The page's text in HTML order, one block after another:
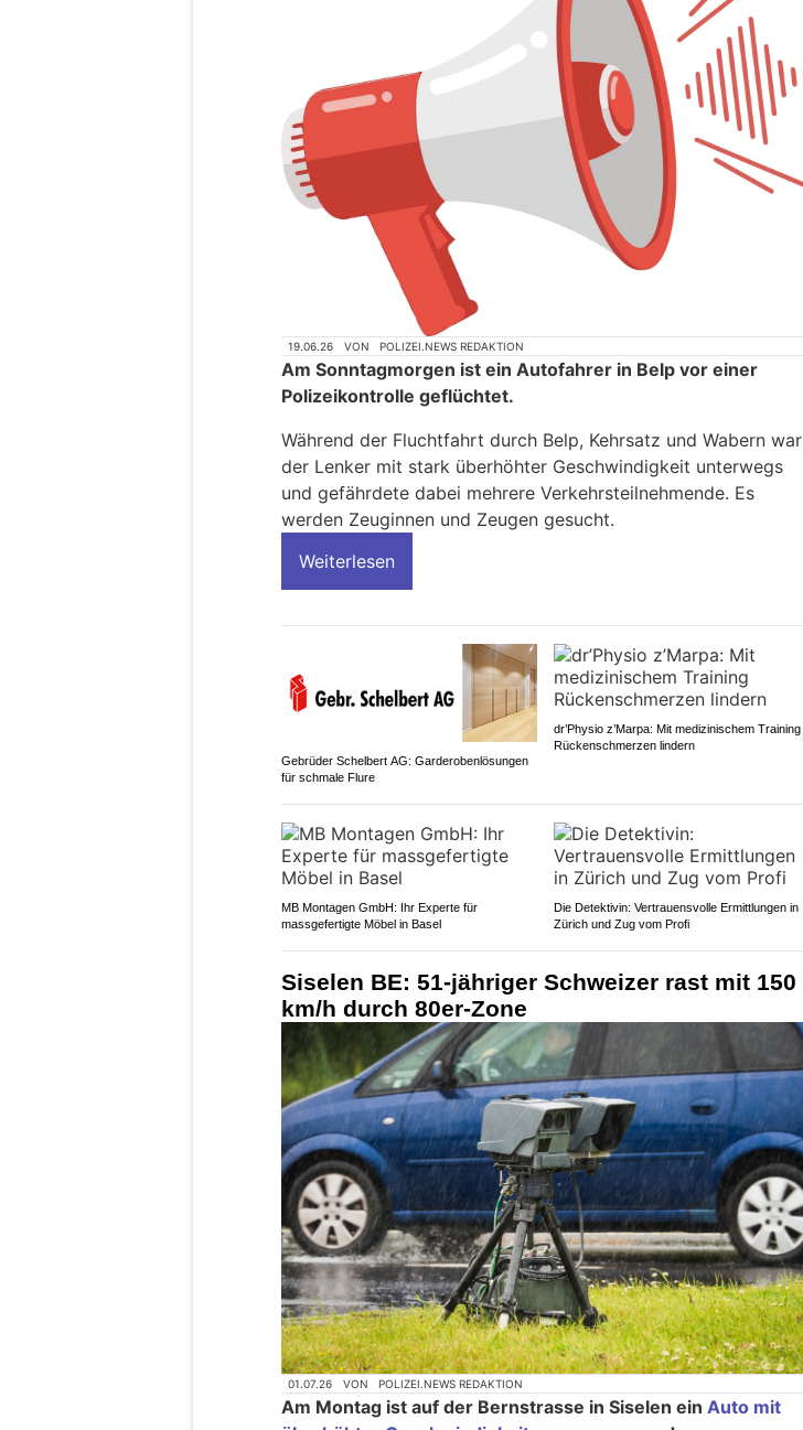
19.06.26 VON POLIZEI.NEWS REDAKTION
Am Sonntagmorgen ist ein Autofahrer in Belp vor einer
Polizeikontrolle geflüchtet.
Während der Fluchtfahrt durch Belp, Kehrsatz und Wabern war
der Lenker mit stark überhöhter Geschwindigkeit unterwegs
und gefährdete dabei mehrere Verkehrsteilnehmende. Es
werden Zeuginnen und Zeugen gesucht.
Weiterlesen
Gebrüder Schelbert AG: Garderobenlösungen
für schmale Flure
dr’Physio z’Marpa: Mit medizinischem Training
Rückenschmerzen lindern
MB Montagen GmbH: Ihr Experte für
massgefertigte Möbel in Basel
Die Detektivin: Vertrauensvolle Ermittlungen in
Zürich und Zug vom Profi
Siselen BE: 51-jähriger Schweizer rast mit 150
km/h durch 80er-Zone
01.07.26 VON POLIZEI.NEWS REDAKTION
Am Montag ist auf der Bernstrasse in Siselen ein Auto mit